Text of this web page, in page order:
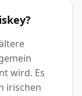
wird. Es
irischen